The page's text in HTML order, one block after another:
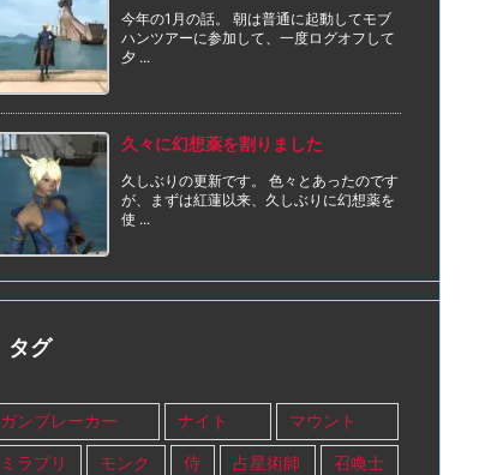
今年の1月の話。 朝は普通に起動してモブ
ハンツアーに参加して、一度ログオフして
夕 ...
久々に幻想薬を割りました
久しぶりの更新です。 色々とあったのです
が、まずは紅蓮以来、久しぶりに幻想薬を
使 ...
タグ
ガンブレーカー ナイト マウント
ミラプリ モンク 侍 占星術師 召喚士